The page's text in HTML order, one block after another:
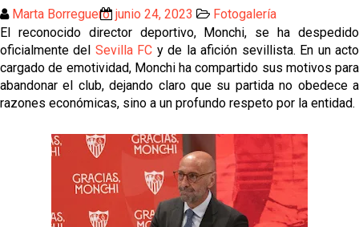
Atlético y Getafe agitan el mercado de LaLiga
Luis García Plaza: No sufrir ya es un paso adelante
El Sevilla FC plantea ampliar hasta cinco fichajes
más antes del cierre
Djibril Sow pone rumbo a Italia para firmar su nuevo
Marta Borreguero junio 24, 2023
Fotogalería
El reconocido director deportivo, Monchi, se ha despedido
oficialmente del Sevilla FC y de la afición sevillista. En un acto
cargado de emotividad, Monchi ha compartido sus motivos para
abandonar el club, dejando claro que su partida no obedece a
razones económicas, sino a un profundo respeto por la entidad.